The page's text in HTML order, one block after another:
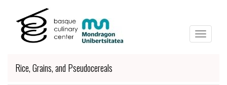
navigation
Rice, Grains, and Pseudocereals